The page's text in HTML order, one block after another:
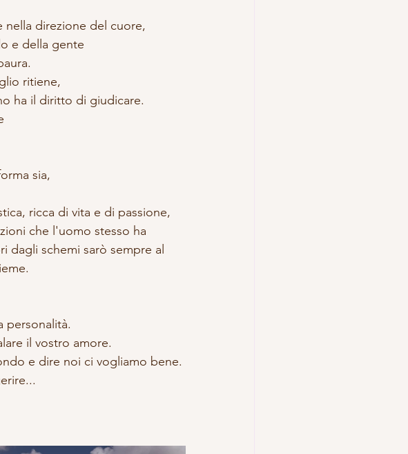
direzione del cuore,
e della gente
ritiene,
ha il diritto di giudicare.
sia,
ricca di vita e di passione,
che l'uomo stesso ha
dagli schemi sarò sempre al
personalità.
il vostro amore.
e dire noi ci vogliamo bene.